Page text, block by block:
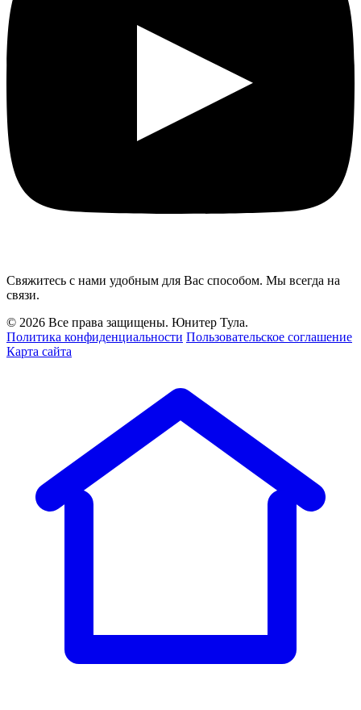
Свяжитесь с нами удобным для Вас способом. Мы всегда на
связи.
© 2026 Все права защищены. Юнитер Тула.
Политика конфиденциальности Пользовательское соглашение
Карта сайта